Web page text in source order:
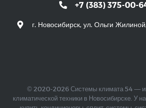
+7 (383) 375-00-
г. Новосибирск, ул. Ольги
© 2020-2026 Системы климата 54 —
климатической техники в Новосибирске. У